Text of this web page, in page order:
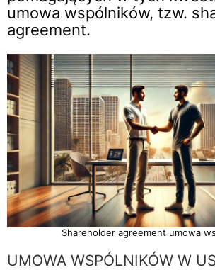
umowa wspólników, tzw.
agreement.
Shareholder agreement umowa
UMOWA WSPÓLNIKÓW W